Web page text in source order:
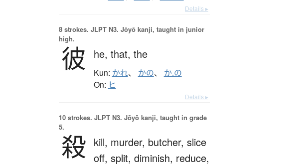
Details ▸
8 strokes. JLPT N3. Jōyō kanji, taught in junior
high.
彼 he, that, the
Kun: かれ、 かの、 か.の
On: ヒ
Details ▸
10 strokes. JLPT N3. Jōyō kanji, taught in grade
5.
殺 kill, murder, butcher, slice
off, split, diminish, reduce,